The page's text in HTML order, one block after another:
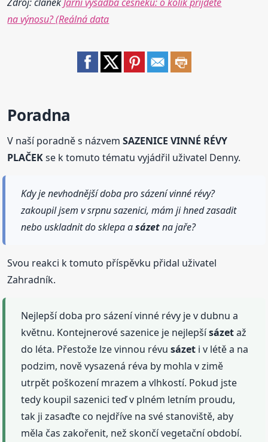
na výnosu? (Reálná data
Poradna
V naší poradně s názvemSAZENICE VINNÉ RÉVY
PLAČEKse k tomuto tématu vyjádřil uživatel Denny.
Kdy je nevhodnější doba pro sázení vinné révy?
zakoupil jsem v srpnu sazenici, mám ji hned zasadit
nebo uskladnit do sklepa asázetna jaře?
Svou reakci k tomuto příspěvku přidal uživatel
Zahradník.
Nejlepší doba pro sázení vinné révy je v dubnu a
květnu. Kontejnerové sazenice je nejlepšísázetaž
do léta. Přestože lze vinnou révusázet i v létě a na
podzim, nově vysazená réva by mohla v zimě
utrpět poškození mrazem a vlhkostí. Pokud jste
tedy koupil sazenici teď v plném letním proudu,
tak ji zasaďte co nejdříve na své stanoviště, aby
měla čas zakořenit, než skončí vegetační období.